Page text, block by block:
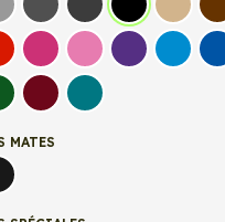
Gris Gris FoncéGris Anthracite
Noir Beige
Rouge FuchsiaRose Violet Bleu
Vert FoncéBordeauxTurquoise
MATES
Noir mat